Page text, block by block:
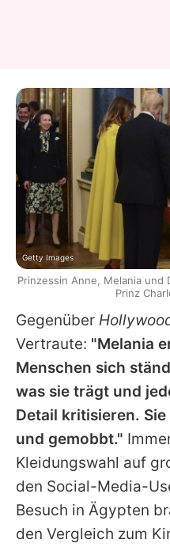
Gegenüber
Vertraute: "Melania
Menschen sich
was sie trägt und
Detail kritisieren.
und gemobbt."
Kleidungswahl auf
den Social-Media-
Besuch in Ägypten
den Vergleich zum
Getty Images
Prinzessin Anne, Melania und
Prinz